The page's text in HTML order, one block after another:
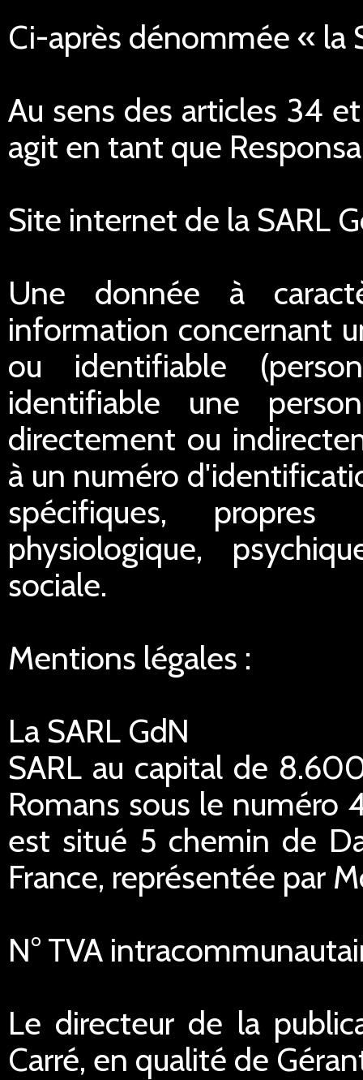
Ci-après dénommée « la
Au sens des articles 34
agit en tant que
Site internet de la SARL
Une donnée à
information concernant
ou identifiable
identifiable une
directement ou
à un numéro
spécifiques,
physiologique,
sociale.
Mentions légales :
La SARL GdN
SARL au capital de
Romans sous le numéro
est situé 5 chemin de
France, représentée par
N° TVA
Le directeur de la
Carré, en qualité de